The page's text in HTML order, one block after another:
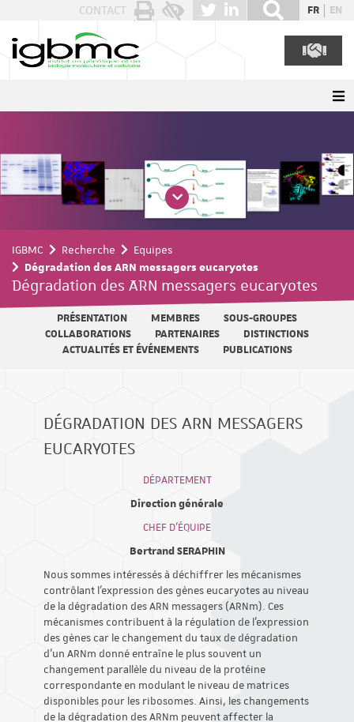
CONTACT FR EN
IGBMC Recherche
Equipes
Dégradation des ARN messagers eucaryotes
Dégradation des ARN messagers eucaryotes
PRÉSENTATION MEMBRES
SOUS-GROUPES
COLLABORATIONS
PARTENAIRES
DISTINCTIONS
ACTUALITÉS ET ÉVÉNEMENTS
PUBLICATIONS
DÉGRADATION DES ARN MESSAGERS
EUCARYOTES
DÉPARTEMENT
Direction générale
CHEF D'ÉQUIPE
Bertrand SERAPHIN
Nous sommes intéressés à déchiffrer les mécanismes
contrôlant l'expression des gènes eucaryotes au niveau
de la dégradation des ARN messagers (ARNm). Ces
mécanismes contribuent à la régulation de l'expression
des gènes car le changement du taux de dégradation
d’un ARNm donné entraîne le plus souvent un
changement parallèle du niveau de la protéine
correspondante en modulant le niveau de matrices
disponibles pour les ribosomes. Ainsi, les changements
de la dégradation des ARNm peuvent affecter la
Panneau de gestion des cookies